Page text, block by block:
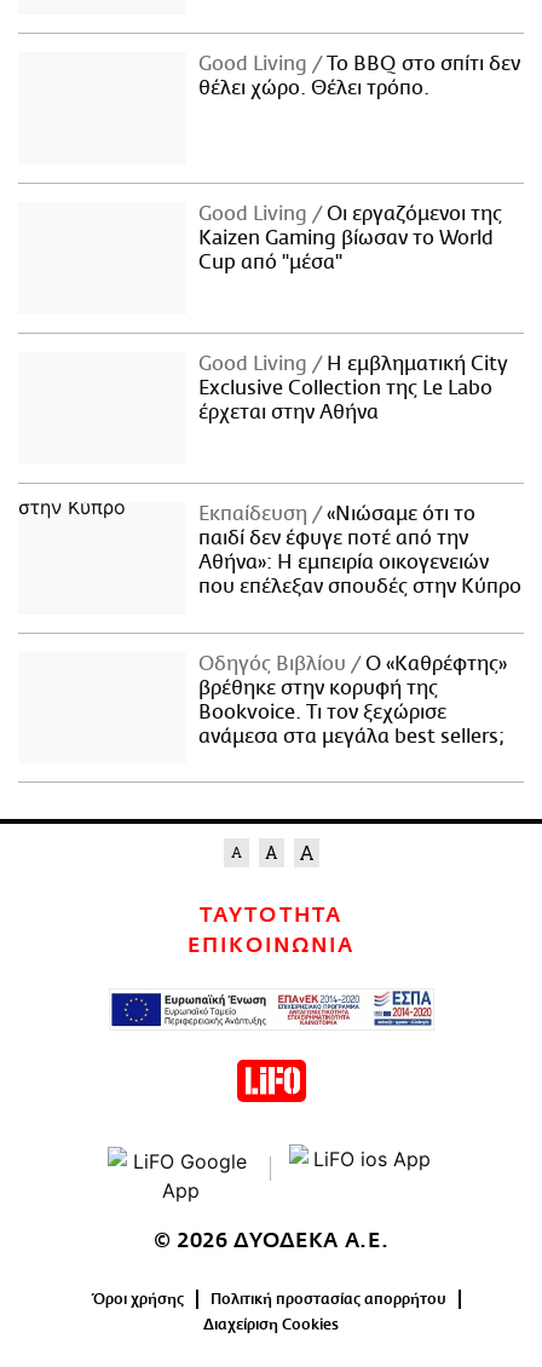
Good Living
Το BBQ στο σπίτι δεν
θέλει χώρο. Θέλει τρόπο.
Good Living
Οι εργαζόμενοι της
Kaizen Gaming βίωσαν το World
Cup από "μέσα"
Good Living
Η εμβληματική City
Exclusive Collection της Le Labo
έρχεται στην Αθήνα
Εκπαίδευση
«Νιώσαμε ότι το
παιδί δεν έφυγε ποτέ από την
Αθήνα»: Η εμπειρία οικογενειών
που επέλεξαν σπουδές στην Κύπρο
Οδηγός Βιβλίου
Ο «Καθρέφτης»
βρέθηκε στην κορυφή της
Bookvoice. Τι τον ξεχώρισε
ανάμεσα στα μεγάλα best sellers;
ΤΑΥΤΟΤΗΤΑ
ΕΠΙΚΟΙΝΩΝΙΑ
© 2026 ΔΥΟΔΕΚΑ Α.Ε.
Όροι χρήσης
Πολιτική προστασίας απορρήτου
Διαχείριση Cookies